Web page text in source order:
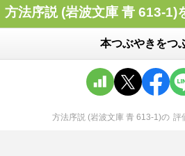
方法序説 (岩波文庫 青 613-1)
本つぶやきをつ
方法序説 (岩波文庫 青 613-1)の 評